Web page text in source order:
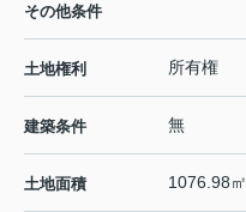
その他条件
土地権利 所有権
建築条件 無
土地面積 1076.98㎡